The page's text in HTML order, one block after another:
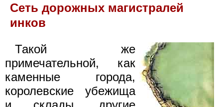
Сеть дорожных магистралей
инков
Такой же
примечательной, как
каменные города,
королевские убежища